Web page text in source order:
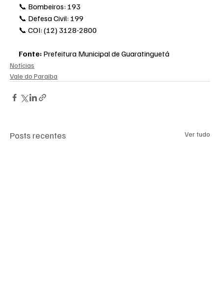
📞 Bombeiros: 193
📞 Defesa Civil: 199
📞 COI: (12) 3128-2800
Fonte: Prefeitura Municipal de Guaratinguetá
Notícias
Vale do Paraiba
Posts recentes Ver tudo